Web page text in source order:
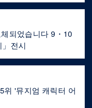
되었습니다 9・10
전시
위 '뮤지엄 캐릭터 어